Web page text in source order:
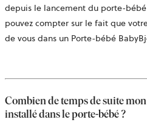
depuis le lancement du porte-bébé
pouvez compter sur le fait que
de vous dans un Porte-bébé
Combien de temps de suite
installé dans le porte-bébé ?